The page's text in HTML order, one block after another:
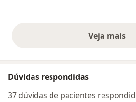
Veja mais
Dúvidas respondidas
37 dúvidas de pacientes